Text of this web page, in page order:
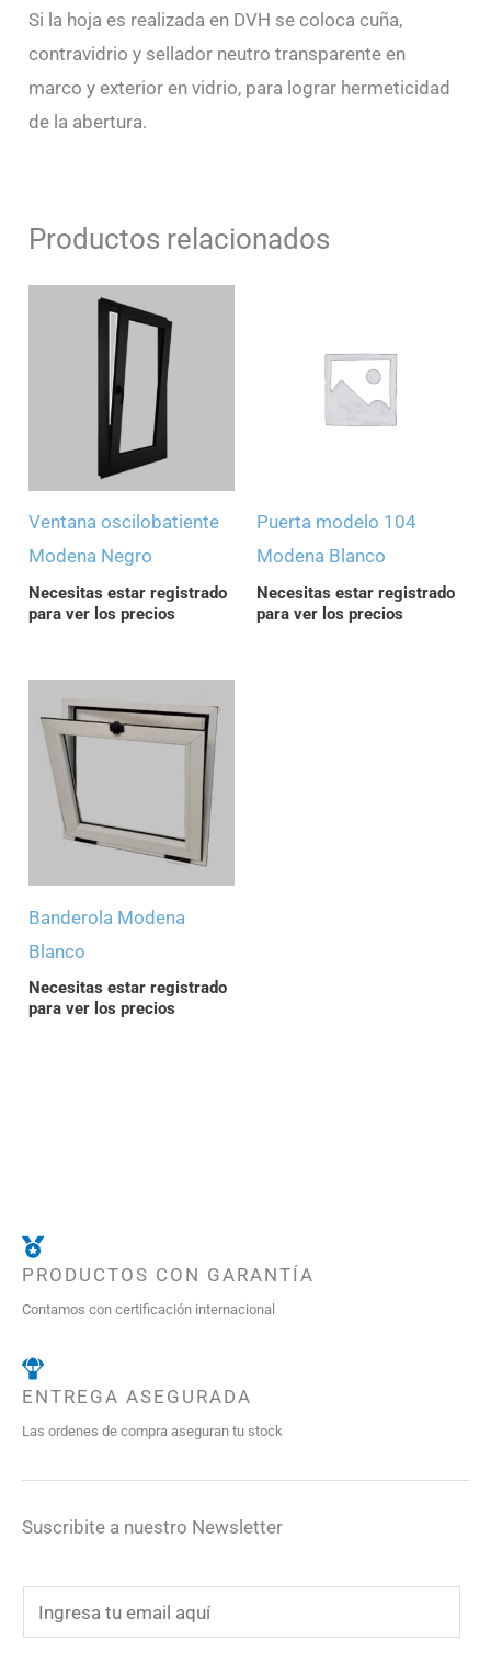
Si la hoja es realizada en DVH se coloca cuña,
contravidrio y sellador neutro transparente en
marco y exterior en vidrio, para lograr hermeticidad
de la abertura.
Productos relacionados
Ventana oscilobatiente
Modena Negro
Necesitas estar registrado
para ver los precios
Puerta modelo 104
Modena Blanco
Necesitas estar registrado
para ver los precios
Banderola Modena
Blanco
Necesitas estar registrado
para ver los precios
PRODUCTOS CON GARANTÍA
Contamos con certificación internacional
ENTREGA ASEGURADA
Las ordenes de compra aseguran tu stock
Suscribite a nuestro Newsletter
m